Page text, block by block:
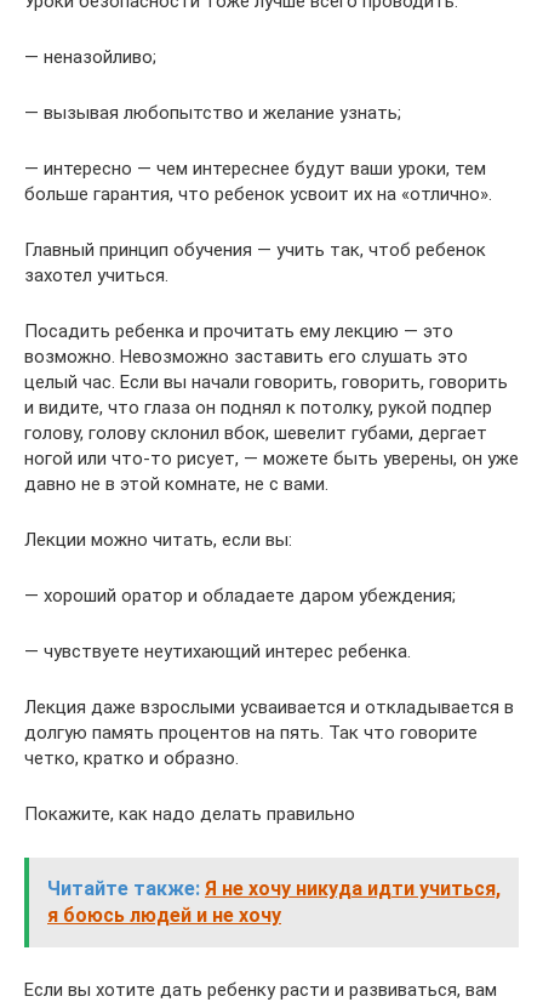
— неназойливо;
— вызывая любопытство и желание узнать;
— интересно — чем интереснее будут ваши уроки, тем
больше гарантия, что ребенок усвоит их на «отлично».
Главный принцип обучения — учить так, чтоб ребенок
захотел учиться.
Посадить ребенка и прочитать ему лекцию — это
возможно. Невозможно заставить его слушать это
целый час. Если вы начали говорить, говорить, говорить
и видите, что глаза он поднял к потолку, рукой подпер
голову, голову склонил вбок, шевелит губами, дергает
ногой или что-то рисует, — можете быть уверены, он уже
давно не в этой комнате, не с вами.
Лекции можно читать, если вы:
— хороший оратор и обладаете даром убеждения;
— чувствуете неутихающий интерес ребенка.
Лекция даже взрослыми усваивается и откладывается в
долгую память процентов на пять. Так что говорите
четко, кратко и образно.
Покажите, как надо делать правильно
Читайте также: Я не хочу никуда идти учиться,
я боюсь людей и не хочу
Если вы хотите дать ребенку расти и развиваться, вам